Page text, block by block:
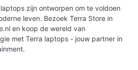
zijn ontworpen om te voldoen
leven. Bezoek Terra Store in
en koop de wereld van
met Terra laptops - jouw partner in